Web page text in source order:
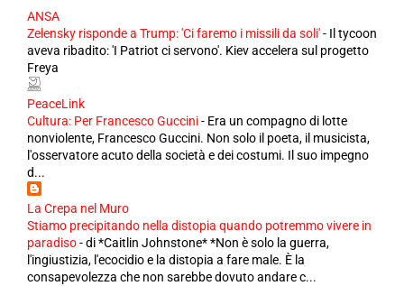
ANSA
Zelensky risponde a Trump: 'Ci faremo i missili da soli'- Il tycoon
aveva ribadito: 'I Patriot ci servono'. Kiev accelera sul progetto
Freya
PeaceLink
Cultura: Per Francesco Guccini- Era un compagno di lotte
nonviolente, Francesco Guccini. Non solo il poeta, il musicista,
l'osservatore acuto della società e dei costumi. Il suo impegno
d...
La Crepa nel Muro
Stiamo precipitando nella distopia quando potremmo vivere in
paradiso-di *Caitlin Johnstone* *Non è solo la guerra,
l'ingiustizia, l'ecocidio e la distopia a fare male. È la
consapevolezza che non sarebbe dovuto andare c...